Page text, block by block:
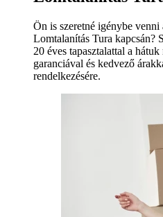
Ön is szeretné igénybe venni
Lomtalanítás Tura kapcsán?
20 éves tapasztalattal a
garanciával és kedvező
rendelkezésére.